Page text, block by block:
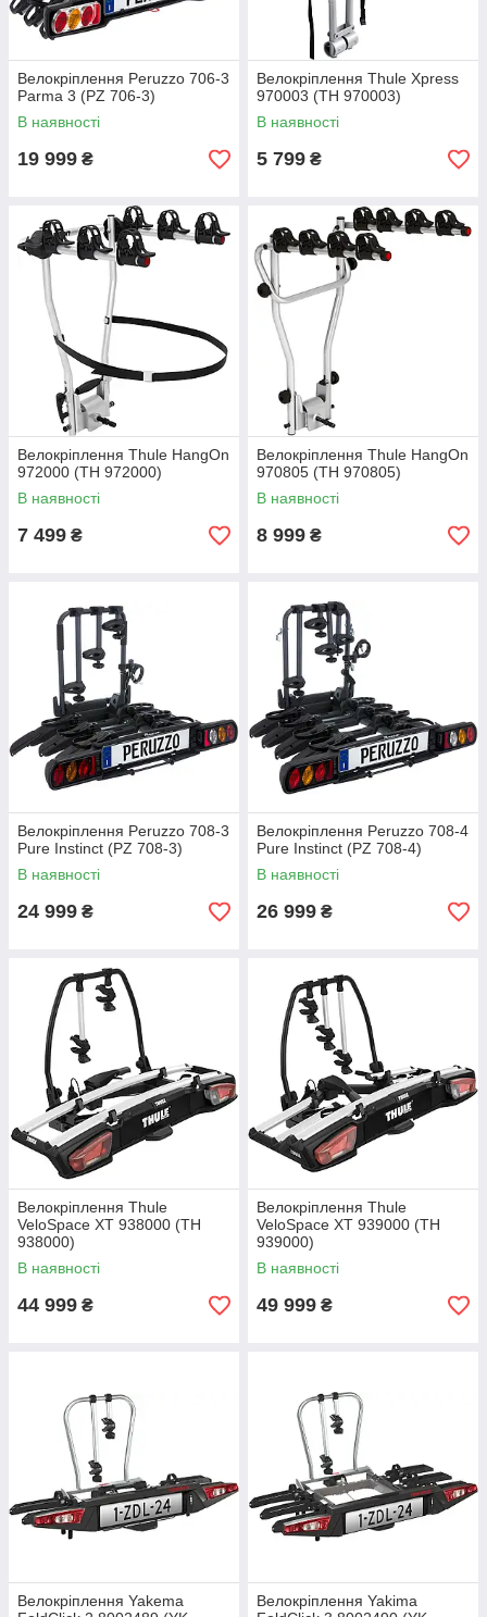
Велокріплення Peruzzo 706-3
Parma 3 (PZ 706-3)
В наявності
19 999 ₴
Велокріплення Thule Xpress
970003 (TH 970003)
В наявності
5 799 ₴
Велокріплення Thule HangOn
972000 (TH 972000)
В наявності
7 499 ₴
Велокріплення Thule HangOn
970805 (TH 970805)
В наявності
8 999 ₴
Велокріплення Peruzzo 708-3
Pure Instinct (PZ 708-3)
В наявності
24 999 ₴
Велокріплення Peruzzo 708-4
Pure Instinct (PZ 708-4)
В наявності
26 999 ₴
Велокріплення Thule
VeloSpace XT 938000 (TH
938000)
В наявності
44 999 ₴
Велокріплення Thule
VeloSpace XT 939000 (TH
939000)
В наявності
49 999 ₴
Велокріплення Yakema
Велокріплення Yakima